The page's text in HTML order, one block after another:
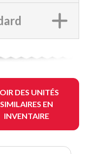
DES UNITÉS
SIMILAIRES EN
INVENTAIRE